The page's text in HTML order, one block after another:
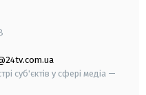
суб'єктів у сфері медіа —